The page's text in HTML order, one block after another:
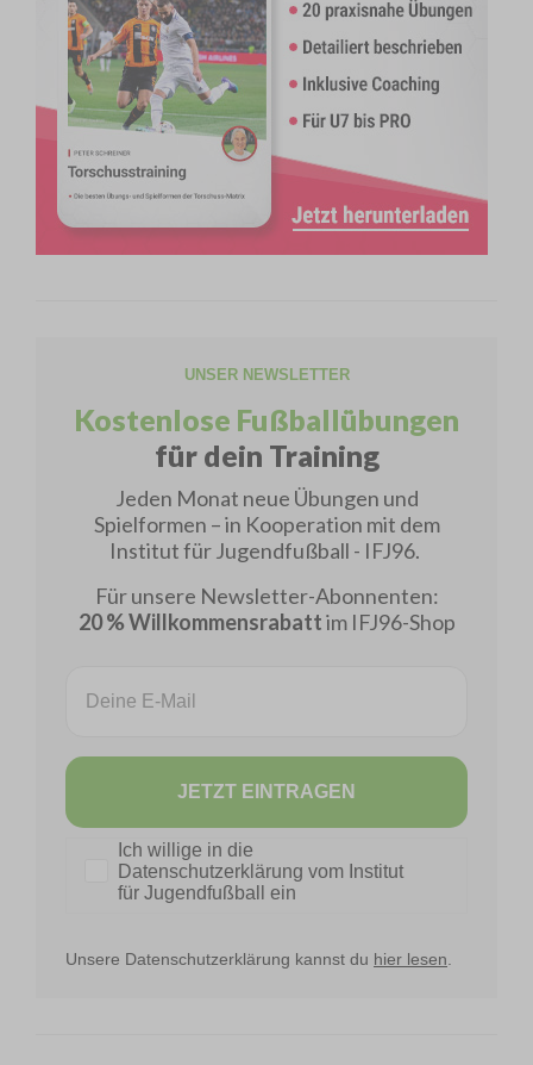
UNSER NEWSLETTER
Kostenlose Fußballübungen
für dein Training
Jeden Monat neue Übungen und
Spielformen – in Kooperation mit dem
Institut für Jugendfußball - IFJ96.
Für unsere Newsletter-Abonnenten:
20 % Willkommensrabattim IFJ96-Shop
JETZT EINTRAGEN
Datenschutz
Ich willige in die
Datenschutzerklärung vom Institut
für Jugendfußball ein
Unsere Datenschutzerklärung kannst du hier lesen